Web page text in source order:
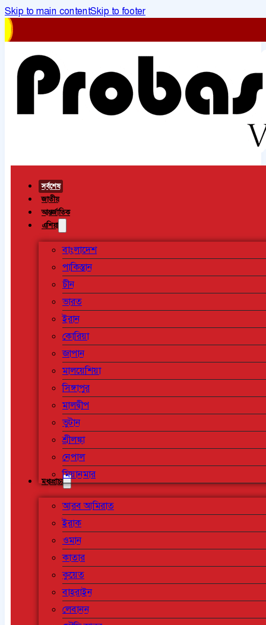
Skip to main contentSkip to footer
সর্বশেষ
জাতীয়
আন্তর্জাতিক
এশিয়া
বাংলাদেশ
পাকিস্তান
চীন
ভারত
ইরান
কোরিয়া
জাপান
মালয়েশিয়া
সিঙ্গাপুর
মালদ্বীপ
ভুটান
শ্রীলঙ্কা
নেপাল
মিয়ানমার
মধ্যপ্রাচ্য
আরব আমিরাত
ইরাক
ওমান
কাতার
কুয়েত
বাহরাইন
লেবানন